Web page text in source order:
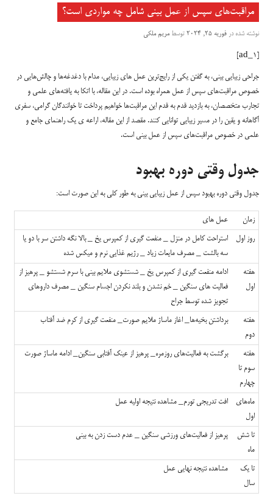
مراقبت‌های سپس از عمل بینی شامل چه مواردی است؟
نوشته شده در فوریه 25, 2024 توسطمریم ملکی
جراحی زیبایی بینی، به گفتن یکی از رایج‌ترین عمل های زیبایی، مدام با دغدغه‌ها و چالش‌هایی در
خصوص مراقبت‌های سپس از عمل همراه بوده است. در این مقاله، با اتکا به یافته‌های علمی و
تجارب متخصصان، به بازدید قدم به قدم این مراقبت‌ها خواهیم پرداخت تا خوانندگان گرامی، سفری
آگاهانه و یقین را در مسیر زیبایی توانایی کنند. مقصد از این مقاله، اراعه ی یک راهنمای جامع و
علمی در خصوص مراقبت‌های سپس از عمل بینی است.
جدول وقتی دوره بهبود
جدول وقتی دوره بهبود سپس از عمل زیبایی بینی به طور کلی به این صورت است:
زمان عمل های
روز اول
استراحت کامل در منزل _ منفعت گیری از کمپرس یخ _ بالا نگه داشتن سر با دو یا
سه بالشت _ مصرف مایعات زیاد _ رژیم غذایی نرم و میکس شده
هفته
اول
ادامه منفعت گیری از کمپرس یخ _ شستشوی ملایم بینی با سرم شستشو _ پرهیز از
فعالیت های سنگین _ خم نشدن و بلند نکردن اجسام سنگین _ مصرف داروهای
تجویز شده توسط جراح
هفته
دوم
برداشتن بخیه‌ها_ اغاز ماساژ ملایم صورت_ منفعت گیری از کرم ضد آفتاب
هفته
سوم تا
چهارم
برگشت به فعالیت‌های روزمره_ پرهیز از عینک آفتابی سنگین_ ادامه ماساژ صورت
ماه‌های
اول
افت تدریجی تورم_ مشاهده نتیجه اولیه عمل
تا شش
ماه
پرهیز از فعالیت‌های ورزشی سنگین _ عدم دست زدن به بینی
تا یک
سال
مشاهده نتیجه نهایی عمل